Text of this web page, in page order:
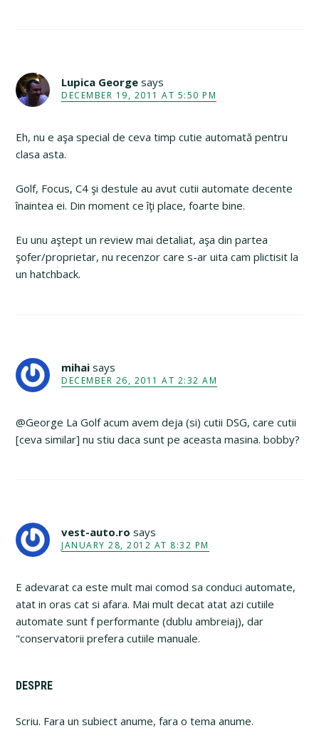
Lupica George says
DECEMBER 19, 2011 AT 5:50 PM
Eh, nu e aşa special de ceva timp cutie automată pentru
clasa asta.
Golf, Focus, C4 şi destule au avut cutii automate decente
înaintea ei. Din moment ce îţi place, foarte bine.
Eu unu aştept un review mai detaliat, aşa din partea
şofer/proprietar, nu recenzor care s-ar uita cam plictisit la
un hatchback.
mihai says
DECEMBER 26, 2011 AT 2:32 AM
@George La Golf acum avem deja (si) cutii DSG, care cutii
[ceva similar] nu stiu daca sunt pe aceasta masina. bobby?
vest-auto.ro says
JANUARY 28, 2012 AT 8:32 PM
E adevarat ca este mult mai comod sa conduci automate,
atat in oras cat si afara. Mai mult decat atat azi cutiile
automate sunt f performante (dublu ambreiaj), dar
"conservatorii prefera cutiile manuale.
Primary
Sidebar
DESPRE
Scriu. Fara un subiect anume, fara o tema anume.